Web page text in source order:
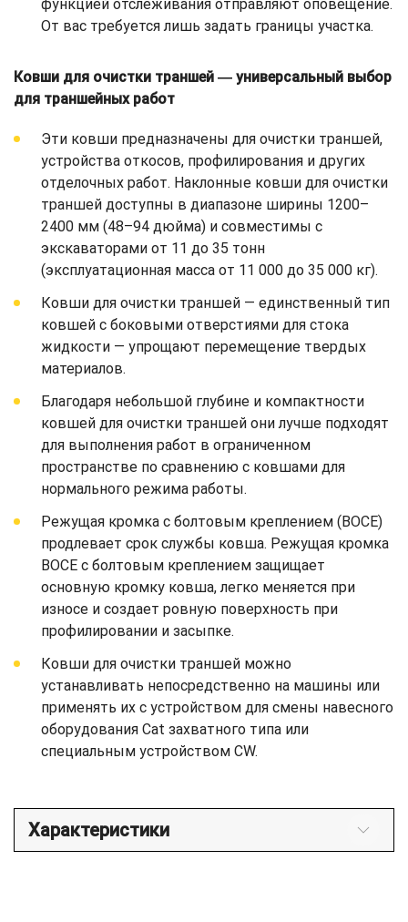
функцией отслеживания отправляют оповещение.
От вас требуется лишь задать границы участка.
Ковши для очистки траншей ― универсальный выбор
для траншейных работ
Эти ковши предназначены для очистки траншей,
устройства откосов, профилирования и других
отделочных работ. Наклонные ковши для очистки
траншей доступны в диапазоне ширины 1200–
2400 мм (48–94 дюйма) и совместимы с
экскаваторами от 11 до 35 тонн
(эксплуатационная масса от 11 000 до 35 000 кг).
Ковши для очистки траншей — единственный тип
ковшей с боковыми отверстиями для стока
жидкости — упрощают перемещение твердых
материалов.
Благодаря небольшой глубине и компактности
ковшей для очистки траншей они лучше подходят
для выполнения работ в ограниченном
пространстве по сравнению с ковшами для
нормального режима работы.
Режущая кромка с болтовым креплением (BOCE)
продлевает срок службы ковша. Режущая кромка
BOCE с болтовым креплением защищает
основную кромку ковша, легко меняется при
износе и создает ровную поверхность при
профилировании и засыпке.
Ковши для очистки траншей можно
устанавливать непосредственно на машины или
применять их с устройством для смены навесного
оборудования Cat захватного типа или
специальным устройством CW.
Характеристики